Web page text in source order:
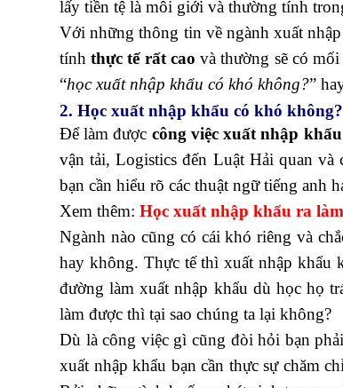
lấy tiền tệ là môi giới và thường tính
Với những thông tin về ngành xuất
tínhthực tế rất cao và thường sẽ có
“học xuất nhập khẩu có khó không?”
2. Học xuất nhập khẩu có khó không?
Để làm được công việc xuất nhập khẩu
vận tải, Logistics đến Luật Hải quan
bạn cần hiểu rõ các thuật ngữ tiếng anh
Xem thêm: Học xuất nhập khẩu ra
Ngành nào cũng có cái khó riêng và
hay không. Thực tế thì xuất nhập khẩu
đường làm xuất nhập khẩu dù học họ
làm được thì tại sao chúng ta lại không?
Dù là công việc gì cũng đòi hỏi bạn
xuất nhập khẩu bạn cần thực sự chăm